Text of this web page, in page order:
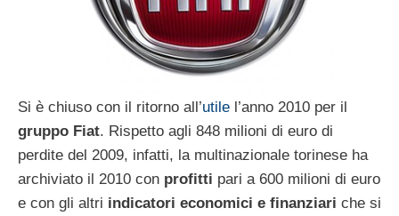
Si è chiuso con il ritorno all’utile l’anno 2010 per il
gruppo Fiat. Rispetto agli 848 milioni di euro di
perdite del 2009, infatti, la multinazionale torinese ha
archiviato il 2010 con profitti pari a 600 milioni di euro
e con gli altri indicatori economici e finanziari che si